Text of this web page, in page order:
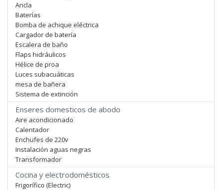
Ancla
Baterías
Bomba de achique eléctrica
Cargador de batería
Escalera de baño
Flaps hidráulicos
Hélice de proa
Luces subacuáticas
mesa de bañera
Sistema de extinción
Enseres domesticos de abodo
Aire acondicionado
Calentador
Enchufes de 220v
Instalación aguas negras
Transformador
Cocina y electrodomésticos
Frigorífico (Electric)